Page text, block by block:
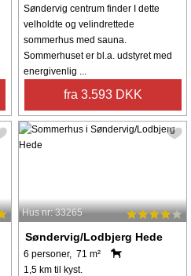
Søndervig centrum finder I dette
velholdte og velindrettede
sommerhus med sauna.
Sommerhuset er bl.a. udstyret med
energivenlig ...
fra 3.593 DKK
Hus nr: 33265
Søndervig/Lodbjerg Hede
6 personer, 71 m²
1,5 km til kyst.